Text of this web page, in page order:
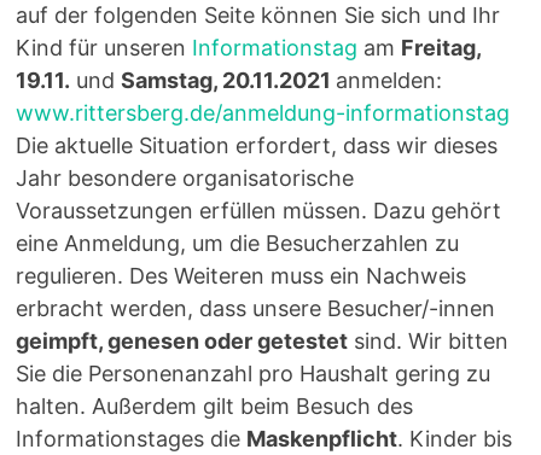
auf der folgenden Seite können Sie sich und Ihr
Kind für unseren Informationstag am Freitag,
19.11. undSamstag, 20.11.2021 anmelden:
www.rittersberg.de/anmeldung-informationstag
Die aktuelle Situation erfordert, dass wir dieses
Jahr besondere organisatorische
Voraussetzungen erfüllen müssen. Dazu gehört
eine Anmeldung, um die Besucherzahlen zu
regulieren. Des Weiteren muss ein Nachweis
erbracht werden, dass unsere Besucher/-innen
geimpft, genesen oder getestet sind. Wir bitten
Sie die Personenanzahl pro Haushalt gering zu
halten. Außerdem gilt beim Besuch des
Informationstages die Maskenpflicht. Kinder bis